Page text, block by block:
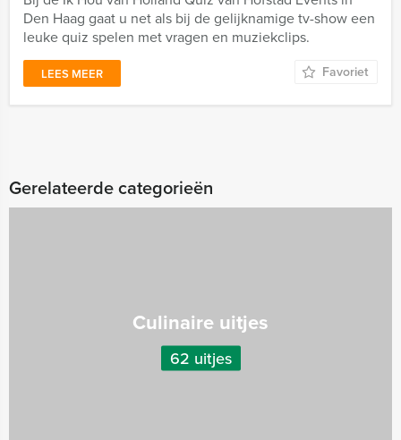
Den Haag gaat u net als bij de gelijknamige tv-show een
leuke quiz spelen met vragen en muziekclips.
LEES MEER Favoriet
Gerelateerde categorieën
Culinaire uitjes
62 uitjes